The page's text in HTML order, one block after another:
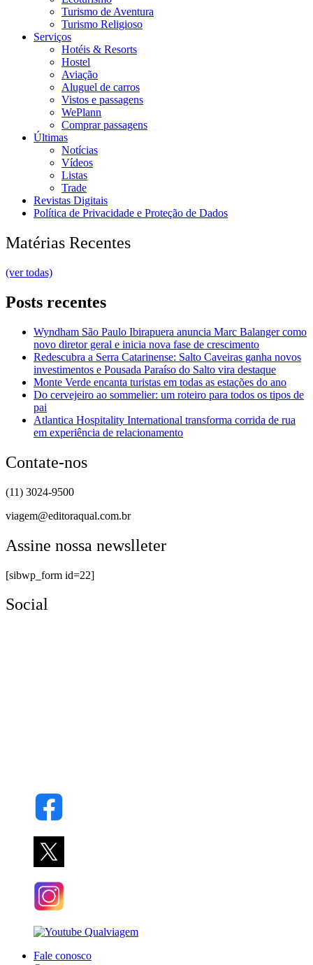
Turismo de Aventura
Turismo Religioso
Serviços
Hotéis & Resorts
Hostel
Aviação
Aluguel de carros
Vistos e passagens
WePlann
Comprar passagens
Últimas
Notícias
Vídeos
Listas
Trade
Revistas Digitais
Política de Privacidade e Proteção de Dados
Matérias Recentes
(ver todas)
Posts recentes
Wyndham São Paulo Ibirapuera anuncia Marc Balanger como
novo diretor geral e inicia nova fase de crescimento
Redescubra a Serra Catarinense: Salto Caveiras ganha novos
investimentos e Pousada Paraíso do Salto vira destaque
Monte Verde encanta turistas em todas as estações do ano
Do cervejeiro ao sommelier: um roteiro para todos os tipos de
pai
Atlantica Hospitality International transforma corrida de rua
em experiência de relacionamento
Contate-nos
(11) 3024-9500
viagem@editoraqual.com.br
Assine nossa newslleter
[sibwp_form id=22]
Social
Fale conosco